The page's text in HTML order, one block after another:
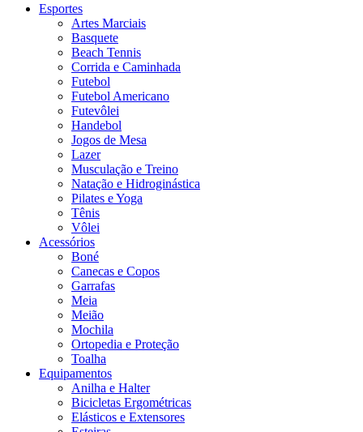
Esportes
Artes Marciais
Basquete
Beach Tennis
Corrida e Caminhada
Futebol
Futebol Americano
Futevôlei
Handebol
Jogos de Mesa
Lazer
Musculação e Treino
Natação e Hidroginástica
Pilates e Yoga
Tênis
Vôlei
Acessórios
Boné
Canecas e Copos
Garrafas
Meia
Meião
Mochila
Ortopedia e Proteção
Toalha
Equipamentos
Anilha e Halter
Bicicletas Ergométricas
Elásticos e Extensores